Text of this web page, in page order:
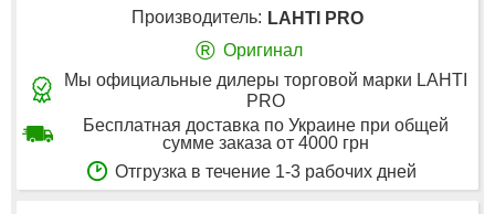
Производитель: LAHTI PRO
® Оригинал
Мы официальные дилеры торговой марки LAHTI
PRO
Бесплатная доставка по Украине при общей
сумме заказа от 4000 грн
Отгрузка в течение 1-3 рабочих дней